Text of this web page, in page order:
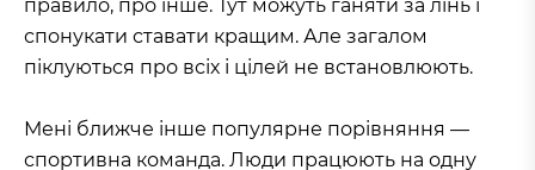
правило, про інше. Тут можуть ганяти за лінь і
спонукати ставати кращим. Але загалом
піклуються про всіх і цілей не встановлюють.
Мені ближче інше популярне порівняння —
спортивна команда. Люди працюють на одну